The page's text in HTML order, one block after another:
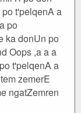
t'pelqenA a
po
ka donUn po
Oops ,a a a
t'pelqenA a
zemerE
ngatZemren